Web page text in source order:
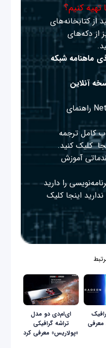
تهیه کنیم؟
از کتابخانه‌های
از دکه‌های
ماهنامه شبکه
آنلاین
+Network راهنمای
کامل ترجمه
کلیک کنید.
آموزش
را دارید
اینجا کلیک
جدید AMD معرفی
ای‌ام‌دی دو مدل
تراشه گرافیکی
«پولاریس» معرفی کرد